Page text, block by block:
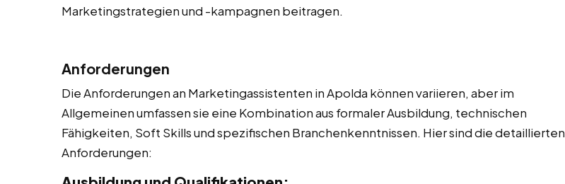
Marketingstrategien und -kampagnen beitragen.
Anforderungen
Die Anforderungen an Marketingassistenten in Apolda können variieren, aber im
Allgemeinen umfassen sie eine Kombination aus formaler Ausbildung, technischen
Fähigkeiten, Soft Skills und spezifischen Branchenkenntnissen. Hier sind die detaillierten
Anforderungen: